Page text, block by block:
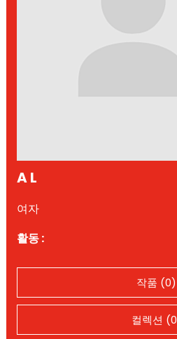
A L
여자
활동 :
작품 (0)
컬렉션